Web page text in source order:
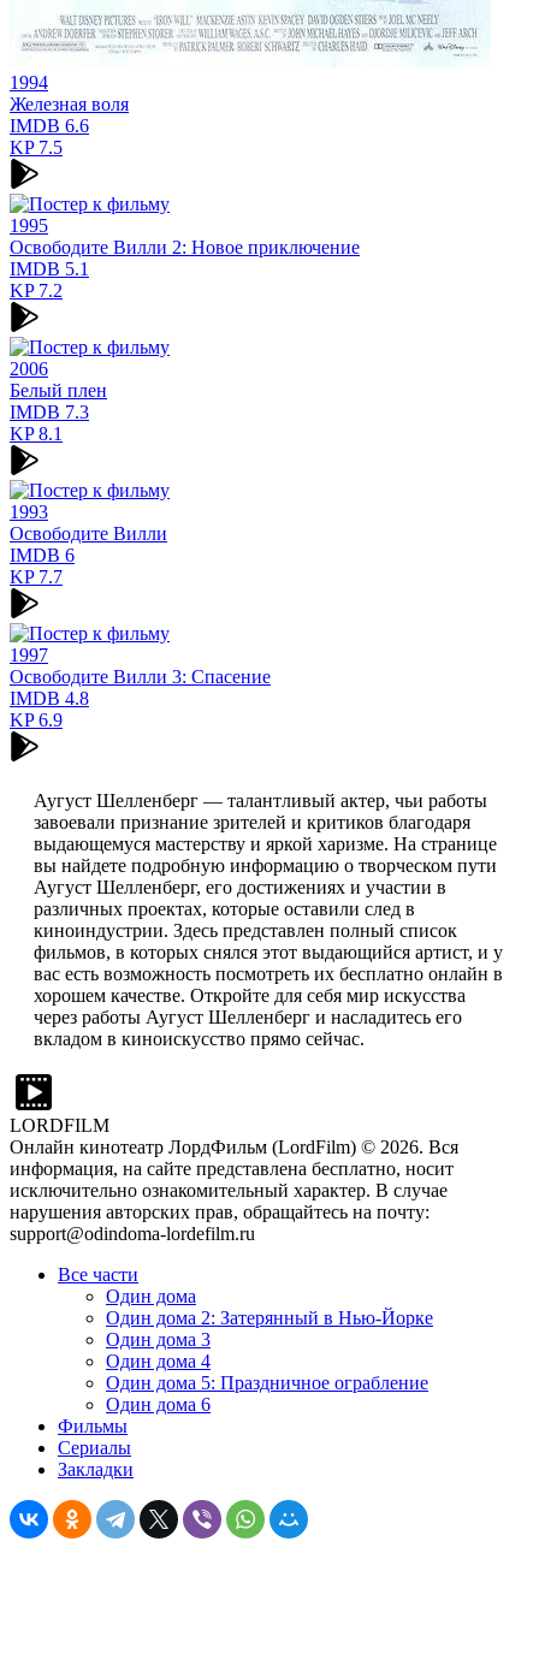
1994
Железная воля
IMDB 6.6
KP7.5
1995
Освободите Вилли 2: Новое приключение
IMDB 5.1
KP7.2
2006
Белый плен
IMDB 7.3
KP8.1
1993
Освободите Вилли
IMDB 6
KP7.7
1997
Освободите Вилли 3: Спасение
IMDB 4.8
KP6.9
Аугуст Шелленберг — талантливый актер, чьи работы
завоевали признание зрителей и критиков благодаря
выдающемуся мастерству и яркой харизме. На странице
вы найдете подробную информацию о творческом пути
Аугуст Шелленберг, его достижениях и участии в
различных проектах, которые оставили след в
киноиндустрии. Здесь представлен полный список
фильмов, в которых снялся этот выдающийся артист, и у
вас есть возможность посмотреть их бесплатно онлайн в
хорошем качестве. Откройте для себя мир искусства
через работы Аугуст Шелленберг и насладитесь его
вкладом в киноискусство прямо сейчас.
LORDFILM
Онлайн кинотеатр ЛордФильм (LordFilm) © 2026. Вся
информация, на сайте представлена бесплатно, носит
исключительно ознакомительный характер. В случае
нарушения авторских прав, обращайтесь на почту:
support@odindoma-lordefilm.ru
Все части
Один дома
Один дома 2: Затерянный в Нью-Йорке
Один дома 3
Один дома 4
Один дома 5: Праздничное ограбление
Один дома 6
Фильмы
Сериалы
Закладки